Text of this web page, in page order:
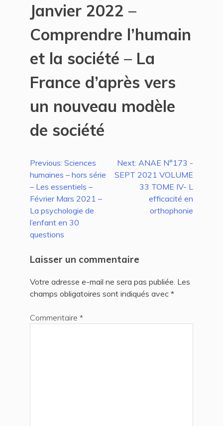
Janvier 2022 –
Comprendre l’humain
et la société – La
France d’après vers
un nouveau modèle
de société
Navigation
de
l’article
Previous: Sciences
humaines – hors série
– Les essentiels –
Février Mars 2021 –
La psychologie de
l’enfant en 30
questions
Next: ANAE N°173 -
SEPT 2021 VOLUME
33 TOME IV- L
efficacité en
orthophonie
Laisser un commentaire
Votre adresse e-mail ne sera pas publiée. Les
champs obligatoires sont indiqués avec *
Commentaire *